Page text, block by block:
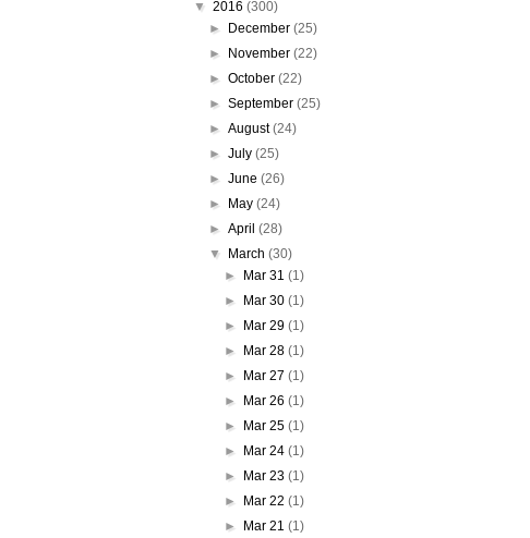
▼ 2016 (300)
►
December (25)
►
November (22)
► October (22)
► September (25)
► August(24)
► July (25)
► June (26)
►
May (24)
► April (28)
▼
March (30)
►
Mar 31(1)
►
Mar 30(1)
►
Mar 29(1)
►
Mar 28(1)
►
Mar 27(1)
►
Mar 26(1)
►
Mar 25(1)
►
Mar 24(1)
►
Mar 23(1)
►
Mar 22(1)
►
Mar 21(1)